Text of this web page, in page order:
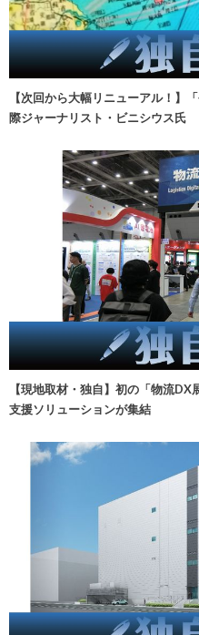
【次回から大幅リニューアル！
際ジャーナリスト・ビニシウス氏
【現地取材・独自】初の「物流
支援ソリューションが集結